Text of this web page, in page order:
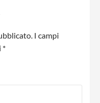
I campi
*